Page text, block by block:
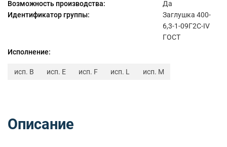
Возможность производства:
Да
Идентификатор группы:
Заглушка 400-
6,3-1-09Г2С-IV
ГОСТ
Исполнение:
исп. B исп. E исп. F исп. L исп. M
Описание